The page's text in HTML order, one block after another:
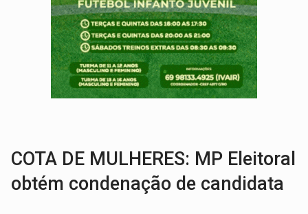
SAÚDE:Anvisa desmente boato sobre presença de plástico ou
VÍDEO:Pitbulls fogem de residência e atacam casal de idosos
AÇÃO CONJUNTA:Forças policiais apreendem cerca de 1kg de
PF ESTÁ APURANDO:Flávio Bolsonaro escolhe Alfredo Gaspar como vice, alvo de
COTA DE MULHERES: MP Eleitoral
obtém condenação de candidata